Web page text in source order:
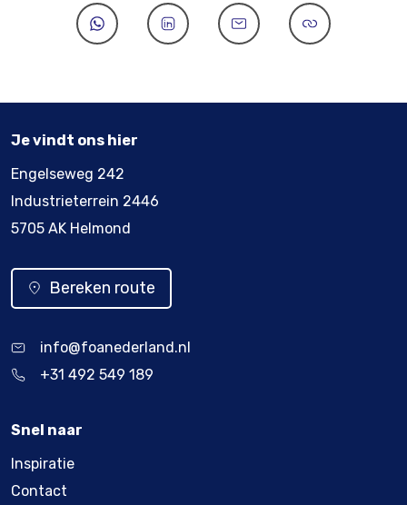
Je vindt ons hier
Engelseweg 242
Industrieterrein 2446
5705 AK Helmond
Bereken route
info@foanederland.nl
+31 492 549 189
Snel naar
Inspiratie
Contact